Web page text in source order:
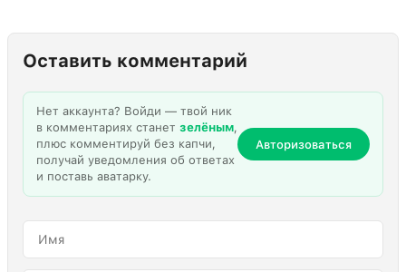
Оставить комментарий
Нет аккаунта? Войди — твой ник
в комментариях станет зелёным,
плюс комментируй без капчи,
получай уведомления об ответах
и поставь аватарку.
Авторизоваться